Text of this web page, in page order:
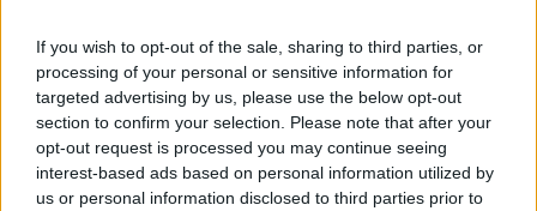
If you wish to opt-out of the sale, sharing to third parties, or
processing of your personal or sensitive information for
targeted advertising by us, please use the below opt-out
section to confirm your selection. Please note that after your
opt-out request is processed you may continue seeing
interest-based ads based on personal information utilized by
us or personal information disclosed to third parties prior to